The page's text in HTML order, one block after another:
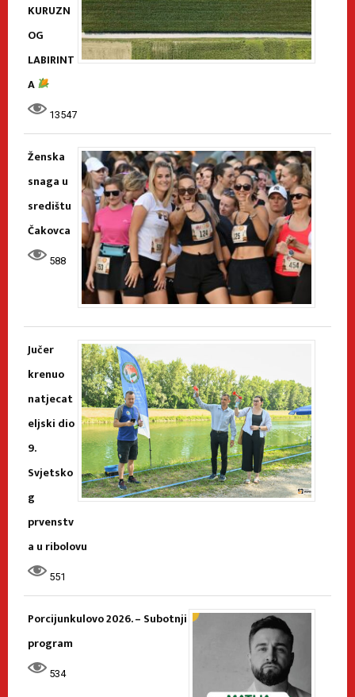
KURUZN
OG
LABIRINT
A
13547
Ženska
snaga u
središtu
Čakovca
588
Jučer
krenuo
natjecat
eljski dio
9.
Svjetsko
g
prvenstv
a u ribolovu
551
Porcijunkulovo 2026. – Subotnji
program
534